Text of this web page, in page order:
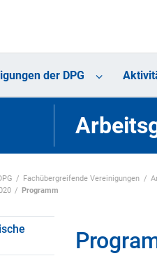
der DPG
Fachübergreifende Vereinigungen
Programm